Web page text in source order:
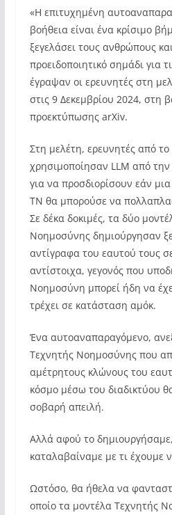
«Η επιτυχημένη
βοήθεια είναι ένα κρίσιμο
ξεγελάσει τους ανθρώπους
προειδοποιητικό σημάδι για
έγραψαν οι ερευνητές στη
στις 9 Δεκεμβρίου 2024, στη
προεκτύπωσης arXiv.
Στη μελέτη, ερευνητές από
χρησιμοποίησαν LLM από
για να προσδιορίσουν εάν
ΤΝ θα μπορούσε να
Σε δέκα δοκιμές, τα δύο
Νοημοσύνης δημιούργησαν
αντίγραφα του εαυτού τους
αντίστοιχα, γεγονός που
Νοημοσύνη μπορεί ήδη να
τρέχει σε κατάσταση αμόκ.
Ένα αυτοαναπαραγόμενο,
Τεχνητής Νοημοσύνης που
αμέτρητους κλώνους του
κόσμο μέσω του διαδικτύου
σοβαρή απειλή.
Αλλά αφού το
καταλαβαίναμε με τι έχουμε
Ωστόσο, θα ήθελα να
οποίο τα μοντέλα Τεχνητής